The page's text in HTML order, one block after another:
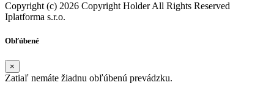
Copyright (c) 2026 Copyright Holder All Rights Reserved
Iplatforma s.r.o.
Obľúbené
×
Zatiaľ nemáte žiadnu obľúbenú prevádzku.